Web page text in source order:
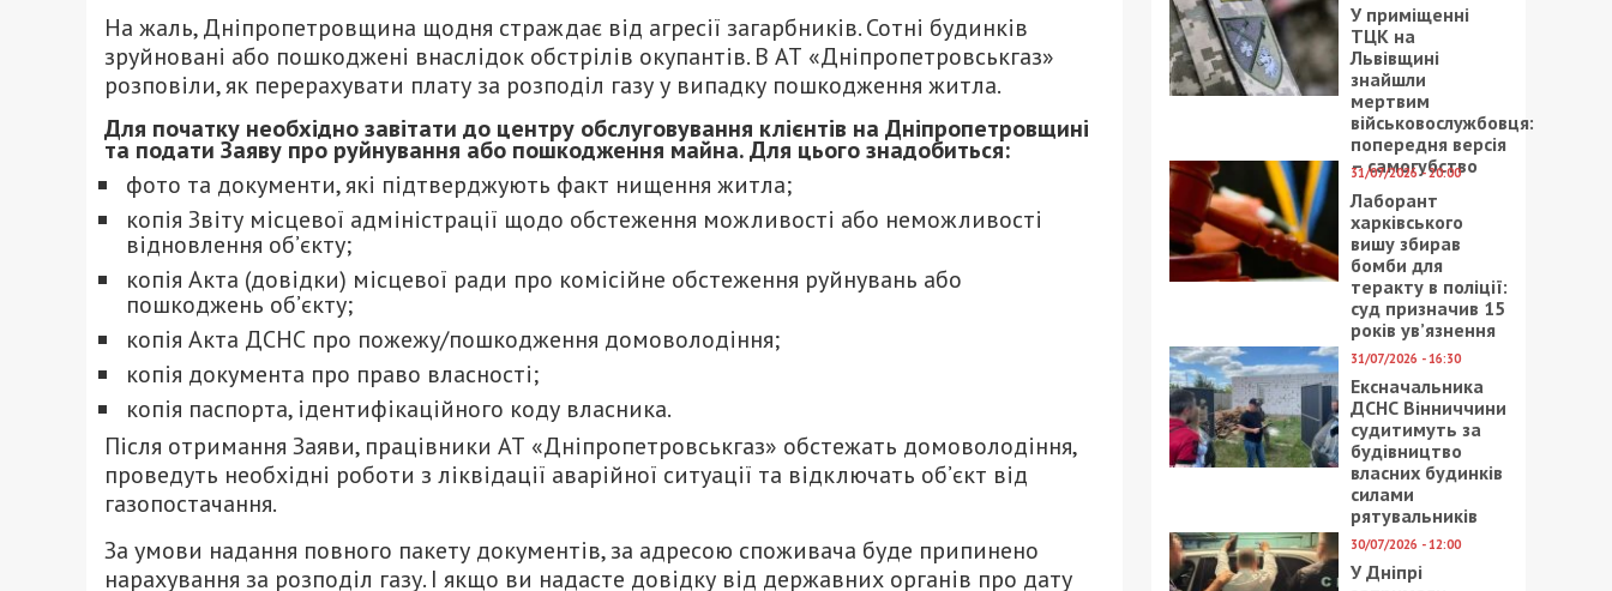
На жаль, Дніпропетровщина щодня страждає від агресії загарбників. Сотні будинків
зруйновані або пошкоджені внаслідок обстрілів окупантів. В АТ «Дніпропетровськгаз»
розповіли, як перерахувати плату за розподіл газу у випадку пошкодження житла.
Для початку необхідно завітати до центру обслуговування клієнтів на Дніпропетровщині
та подати Заяву про руйнування або пошкодження майна. Для цього знадобиться:
фото та документи, які підтверджують факт нищення житла;
копія Звіту місцевої адміністрації щодо обстеження можливості або неможливості
відновлення об’єкту;
копія Акта (довідки) місцевої ради про комісійне обстеження руйнувань або
пошкоджень об’єкту;
копія Акта ДСНС про пожежу/пошкодження домоволодіння;
копія документа про право власності;
копія паспорта, ідентифікаційного коду власника.
Після отримання Заяви, працівники АТ «Дніпропетровськгаз» обстежать домоволодіння,
проведуть необхідні роботи з ліквідації аварійної ситуації та відключать об’єкт від
газопостачання.
За умови надання повного пакету документів, за адресою споживача буде припинено
нарахування за розподіл газу. І якщо ви надасте довідку від державних органів про дату
У приміщенні
ТЦК на
Львівщині
знайшли
мертвим
військовослужбовця:
попередня версія
– самогубство
31/07/2026 - 20:00
Лаборант
харківського
вишу збирав
бомби для
теракту в поліції:
суд призначив 15
років ув’язнення
31/07/2026 - 16:30
Ексначальника
ДСНС Вінниччини
судитимуть за
будівництво
власних будинків
силами
рятувальників
30/07/2026 - 12:00
У Дніпрі